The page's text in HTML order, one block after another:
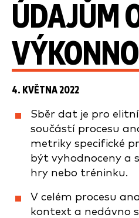
ÚDAJŮM
4. KVĚTNA 2022
Sběr dat je pro
součástí procesu
metriky specifické
být vyhodnoceny a
hry nebo tréninku.
V celém procesu
kontext a nedávno